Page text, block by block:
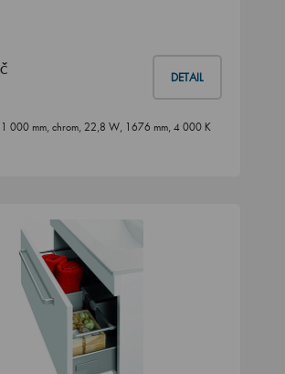
DETAIL
1 000 mm, chrom, 22,8 W, 1676 mm, 4 000 K